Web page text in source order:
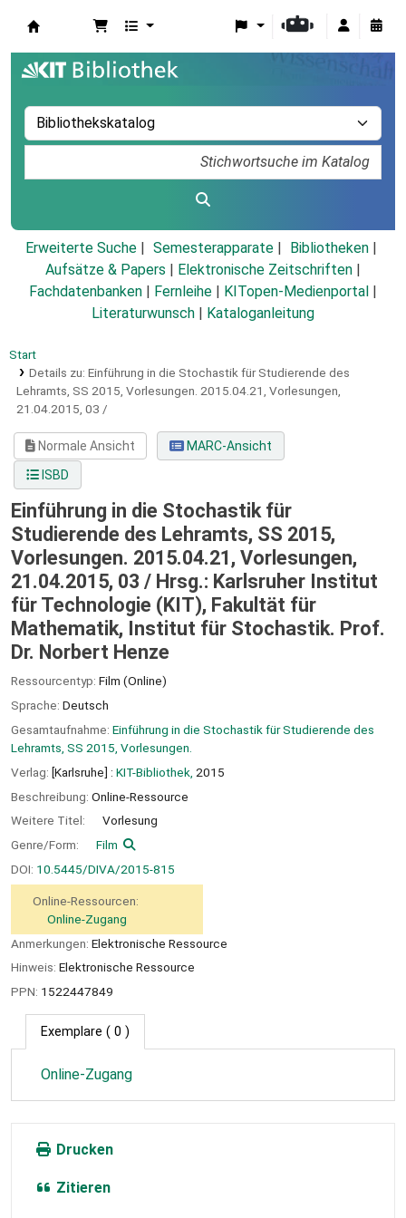
Erweiterte Suche Semesterapparate
Bibliotheken
Aufsätze & Papers
Elektronische Zeitschriften
Fachdatenbanken
Fernleihe KITopen-Medienportal
Literaturwunsch
Kataloganleitung
Start
Details zu: Einführung in die Stochastik für Studierende des
Lehramts, SS 2015, Vorlesungen. 2015.04.21, Vorlesungen,
21.04.2015, 03 /
Normale Ansicht
MARC-Ansicht
ISBD
Einführung in die Stochastik für
Studierende des Lehramts, SS 2015,
Vorlesungen. 2015.04.21, Vorlesungen,
21.04.2015, 03 / Hrsg.: Karlsruher Institut
für Technologie (KIT), Fakultät für
Mathematik, Institut für Stochastik. Prof.
Dr. Norbert Henze
Ressourcentyp: Film (Online)
Sprache: Deutsch
Gesamtaufnahme: Einführung in die Stochastik für Studierende des
Lehramts, SS 2015, Vorlesungen.
Verlag: [Karlsruhe] : KIT-Bibliothek, 2015
Beschreibung: Online-Ressource
Weitere Titel:
Vorlesung
Genre/Form:
Film
DOI: 10.5445/DIVA/2015-815
Online-Ressourcen:
Online-Zugang
Anmerkungen: Elektronische Ressource
Hinweis: Elektronische Ressource
PPN: 1522447849
Exemplare ( 0 )
Online-Zugang
Drucken
Zitieren